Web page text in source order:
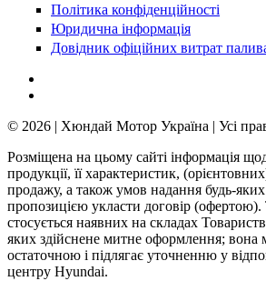
Політика конфіденційності
Юридична інформація
Довідник офіційних витрат
© 2026 | Хюндай Мотор Україна | Усі
Розміщена на цьому сайті інформація
продукції, її характеристик,
продажу, а також умов надання будь-
пропозицією укласти договір (офертою).
стосується наявних на складах
яких здійснене митне оформлення; вона
остаточною і підлягає уточненню у
центру Hyundai.